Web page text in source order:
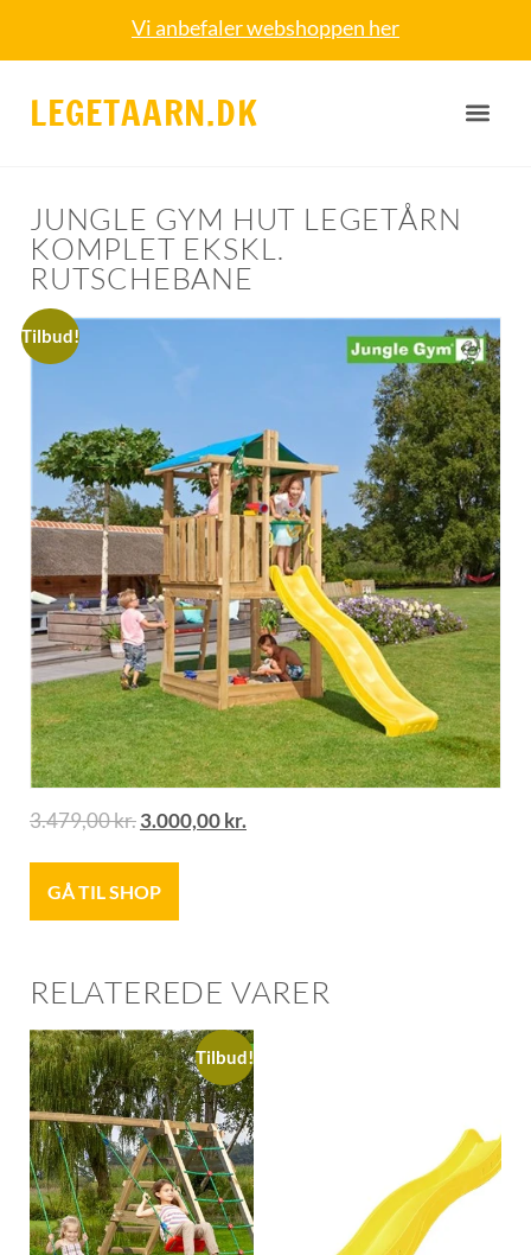
Vi anbefaler webshoppen her
LEGETAARN.DK
JUNGLE GYM HUT LEGETÅRN
KOMPLET EKSKL.
RUTSCHEBANE
Tilbud!
3.479,00kr.3.000,00kr.
GÅ TIL SHOP
RELATEREDE VARER
Tilbud!